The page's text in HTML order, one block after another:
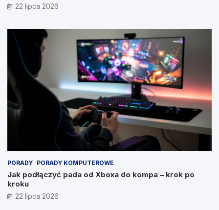
22 lipca 2026
PORADY PORADY KOMPUTEROWE
Jak podłączyć pada od Xboxa do kompa – krok po
kroku
22 lipca 2026